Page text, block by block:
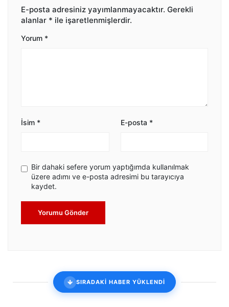
E-posta adresiniz yayımlanmayacaktır. Gerekli
alanlar * ile işaretlenmişlerdir.
Yorum *
İsim * E-posta *
Bir dahaki sefere yorum yaptığımda kullanılmak
üzere adımı ve e-posta adresimi bu tarayıcıya
kaydet.
Yorumu Gönder
SIRADAKİ HABER YÜKLENDİ